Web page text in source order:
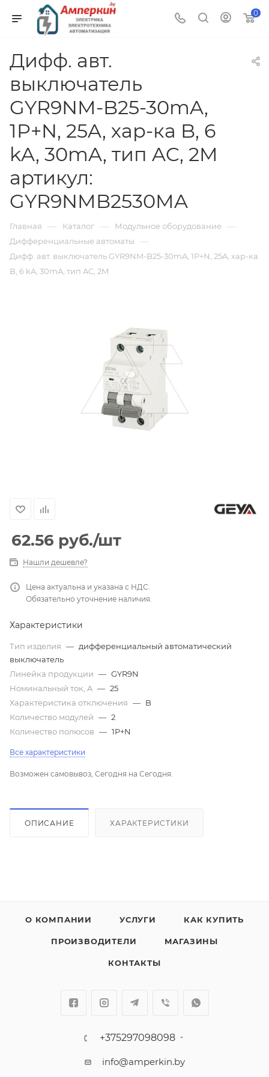
0
Дифф. авт.
выключатель
GYR9NM-B25-30mA,
1P+N, 25A, хар-ка B, 6
kA, 30mA, тип AC, 2M
артикул:
GYR9NMB2530MA
Главная — Каталог — Модульное оборудование —
Дифференциальные автоматы —
Дифф. авт. выключатель GYR9NM-B25-30mA, 1P+N, 25A, хар-ка
B, 6 kA, 30mA, тип AC, 2M
62.56 руб./шт
Нашли дешевле?
Цена актуальна и указана с НДС.
Обязательно уточнение наличия.
Характеристики
Тип изделия — дифференциальный автоматический
выключатель
Линейка продукции — GYR9N
Номинальный ток, A — 25
Характеристика отключения — B
Количество модулей — 2
Количество полюсов — 1P+N
Все характеристики
Возможен самовывоз, Сегодня на Сегодня.
ОПИСАНИЕ ХАРАКТЕРИСТИКИ
О КОМПАНИИ УСЛУГИ КАК КУПИТЬ
ПРОИЗВОДИТЕЛИ МАГАЗИНЫ
КОНТАКТЫ
+375297098098
info@amperkin.by